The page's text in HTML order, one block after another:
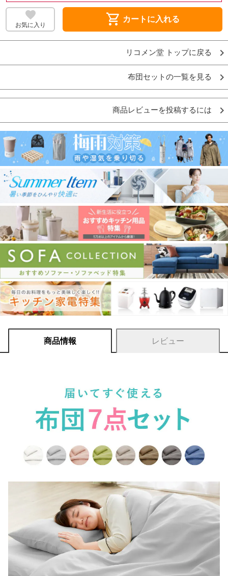
お気に入り shopping_cart カートに入れる
リコメン堂 トップに戻る
布団セットの一覧を見る
商品レビューを投稿するには
商品情報 レビュー